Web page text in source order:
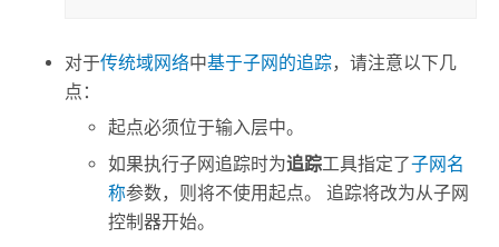
对于传统域网络中基于子网的追踪，请注意以下几
点：
起点必须位于输入层中。
如果执行子网追踪时为追踪工具指定了子网名
称参数，则将不使用起点。 追踪将改为从子网
控制器开始。